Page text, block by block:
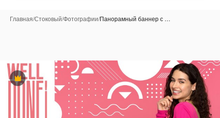
Главная/Стоковый/Фотографии/Панорамный баннер с …
Премиум